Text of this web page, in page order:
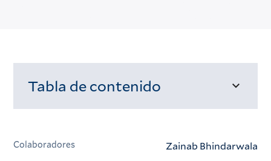
Tabla de contenido
Colaboradores Zainab Bhindarwala